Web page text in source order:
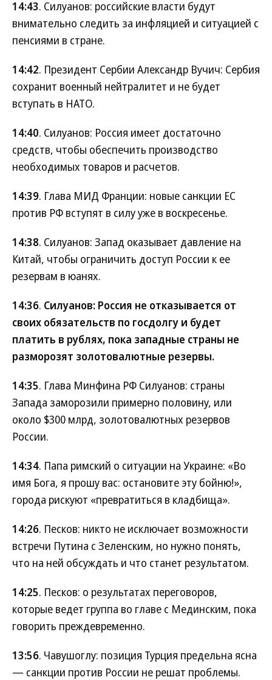
14:43. Силуанов: российские власти будут
внимательно следить за инфляцией и ситуацией с
пенсиями в стране.
14:42. Президент Сербии Александр Вучич: Сербия
сохранит военный нейтралитет и не будет
вступать в НАТО.
14:40. Силуанов: Россия имеет достаточно
средств, чтобы обеспечить производство
необходимых товаров и расчетов.
14:39. Глава МИД Франции: новые санкции ЕС
против РФ вступят в силу уже в воскресенье.
14:38. Силуанов: Запад оказывает давление на
Китай, чтобы ограничить доступ России к ее
резервам в юанях.
14:36. Силуанов: Россия не отказывается от
своих обязательств по госдолгу и будет
платить в рублях, пока западные страны не
разморозят золотовалютные резервы.
14:35. Глава Минфина РФ Силуанов: страны
Запада заморозили примерно половину, или
около $300 млрд, золотовалютных резервов
России.
14:34. Папа римский о ситуации на Украине: «Во
имя Бога, я прошу вас: остановите эту бойню!»,
города рискуют «превратиться в кладбища».
14:26. Песков: никто не исключает возможности
встречи Путина с Зеленским, но нужно понять,
что на ней обсуждать и что станет результатом.
14:25. Песков: о результатах переговоров,
которые ведет группа во главе с Мединским, пока
говорить преждевременно.
13:56. Чавушоглу: позиция Турция предельна ясна
— санкции против России не решат проблемы.